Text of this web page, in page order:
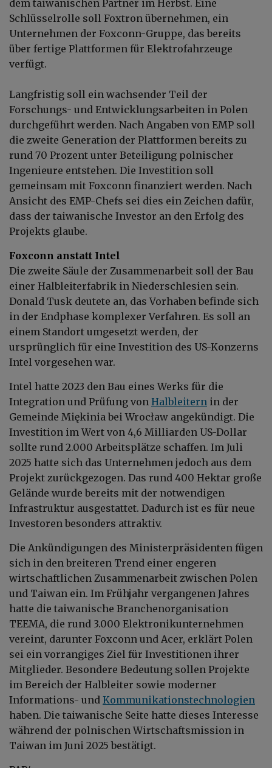
dem taiwanischen Partner im Herbst. Eine
Schlüsselrolle soll Foxtron übernehmen, ein
Unternehmen der Foxconn-Gruppe, das bereits
über fertige Plattformen für Elektrofahrzeuge
verfügt.
Langfristig soll ein wachsender Teil der
Forschungs- und Entwicklungsarbeiten in Polen
durchgeführt werden. Nach Angaben von EMP soll
die zweite Generation der Plattformen bereits zu
rund 70 Prozent unter Beteiligung polnischer
Ingenieure entstehen. Die Investition soll
gemeinsam mit Foxconn finanziert werden. Nach
Ansicht des EMP-Chefs sei dies ein Zeichen dafür,
dass der taiwanische Investor an den Erfolg des
Projekts glaube.
Foxconn anstatt Intel
Die zweite Säule der Zusammenarbeit soll der Bau
einer Halbleiterfabrik in Niederschlesien sein.
Donald Tusk deutete an, das Vorhaben befinde sich
in der Endphase komplexer Verfahren. Es soll an
einem Standort umgesetzt werden, der
ursprünglich für eine Investition des US-Konzerns
Intel vorgesehen war.
Intel hatte 2023 den Bau eines Werks für die
Integration und Prüfung von Halbleitern in der
Gemeinde Miękinia bei Wrocław angekündigt. Die
Investition im Wert von 4,6 Milliarden US-Dollar
sollte rund 2.000 Arbeitsplätze schaffen. Im Juli
2025 hatte sich das Unternehmen jedoch aus dem
Projekt zurückgezogen. Das rund 400 Hektar große
Gelände wurde bereits mit der notwendigen
Infrastruktur ausgestattet. Dadurch ist es für neue
Investoren besonders attraktiv.
Die Ankündigungen des Ministerpräsidenten fügen
sich in den breiteren Trend einer engeren
wirtschaftlichen Zusammenarbeit zwischen Polen
und Taiwan ein. Im Frühjahr vergangenen Jahres
hatte die taiwanische Branchenorganisation
TEEMA, die rund 3.000 Elektronikunternehmen
vereint, darunter Foxconn und Acer, erklärt Polen
sei ein vorrangiges Ziel für Investitionen ihrer
Mitglieder. Besondere Bedeutung sollen Projekte
im Bereich der Halbleiter sowie moderner
Informations- und Kommunikationstechnologien
haben. Die taiwanische Seite hatte dieses Interesse
während der polnischen Wirtschaftsmission in
Taiwan im Juni 2025 bestätigt.